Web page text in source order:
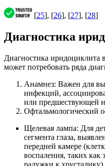
[25], [26], [27], [28]
Диагностика
Диагностика иридоциклита
может потребовать ряда
Анамнез: Важен для
инфекций,
или предшествующей
Офтальмологический
Щелевая лампа: Для
сегмента глаза,
передней камере
воспаления, таких как
радужки к хрусталику).